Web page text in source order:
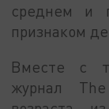
среднем и
признаком
Вместе с
журнал